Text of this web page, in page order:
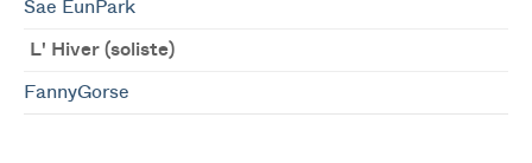
Sae EunPark
L' Hiver (soliste)
FannyGorse